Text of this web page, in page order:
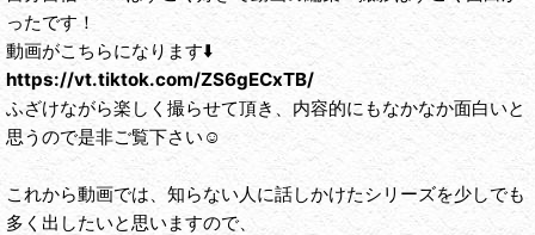
ったです！
動画がこちらになります⬇️
https://vt.tiktok.com/ZS6gECxTB/
ふざけながら楽しく撮らせて頂き、内容的にもなかなか面白いと
思うので是非ご覧下さい☺️
これから動画では、知らない人に話しかけたシリーズを少しでも
多く出したいと思いますので、